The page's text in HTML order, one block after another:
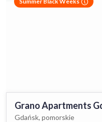
Grano Apartments
Gdańsk, pomorskie